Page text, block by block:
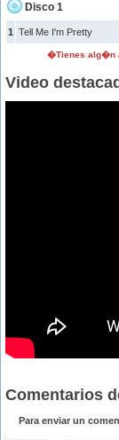
Disco 1
1 Tell Me I'm Pretty
�Tienes alg�n
Video
Comentarios
Para enviar un